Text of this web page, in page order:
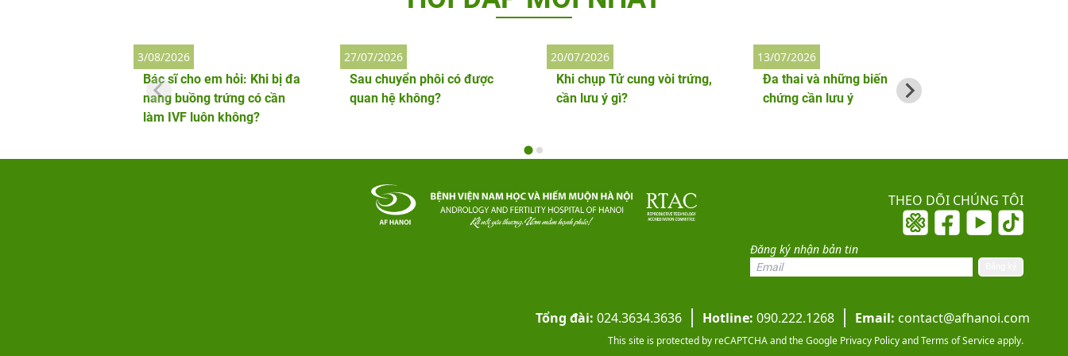
Bác sĩ cho em hỏi: Khi bị đa
nang buồng trứng có cần
làm IVF luôn không?
3/08/2026
Sau chuyển phôi có được
quan hệ không?
27/07/2026
Khi chụp Tử cung vòi trứng,
cần lưu ý gì?
20/07/2026
Đa thai và những biến
chứng cần lưu ý
13/07/2026
THEO DÕI CHÚNG TÔI
Đăng ký nhận bản tin
Tổng đài: 024.3634.3636 Hotline: 090.222.1268 Email: contact@afhanoi.com
This site is protected by reCAPTCHA and the Google Privacy PolicyandTerms of Serviceapply.